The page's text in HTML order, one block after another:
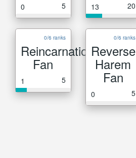
0 5 13 20
0/6 ranks
Reincarnation
Fan
1 5
0/6 ranks
Reverse
Harem
Fan
0 5